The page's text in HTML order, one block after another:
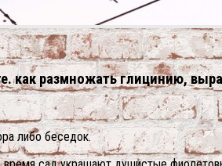
как размножать глицинию,
либо беседок.